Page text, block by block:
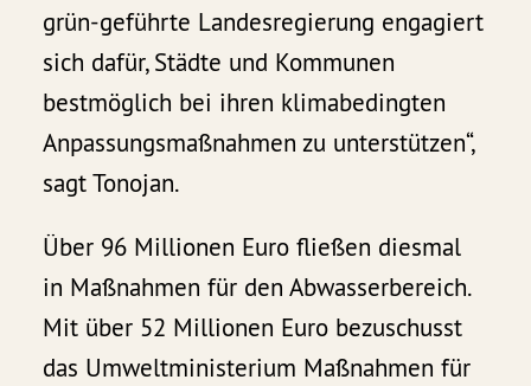
grün-geführte Landesregierung engagiert
sich dafür, Städte und Kommunen
bestmöglich bei ihren klimabedingten
Anpassungsmaßnahmen zu unterstützen“,
sagt Tonojan.
Über 96 Millionen Euro fließen diesmal
in Maßnahmen für den Abwasserbereich.
Mit über 52 Millionen Euro bezuschusst
das Umweltministerium Maßnahmen für